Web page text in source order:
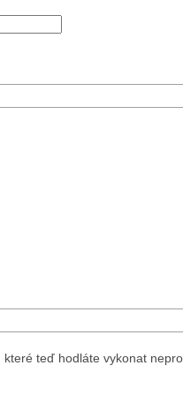
teď hodláte vykonat